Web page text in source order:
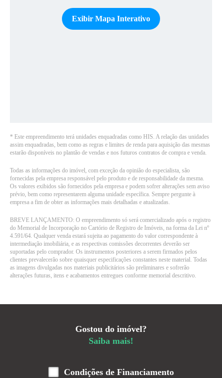
Exibir Mapa Interativo
* Este empreendimento terá unidades enquadradas como HIS. A relação das unidades
assim enquadradas, bem como as regras e limites de renda para aquisição das mesmas
estarão disponíveis no plantão de vendas e nos futuros contratos de compra e venda.
Todas as informações do imóvel, com exceção da opinião do especialista, são
fornecidas pela empresa responsável pelo produto e de responsabilidade da mesma.
Os valores exibidos são fornecidos pela empresa e podem sofrer alterações sem aviso
prévio, bem como representarem alguma unidade específica. Sempre pergunte à
empresa a fim de obter as informações mais detalhadas e atualizadas.
BREVE LANÇAMENTO: O empreendimento só será comercializado após o registro
do Memorial de Incorporação no Cartório de Registro de Imóveis, na forma da Lei nº
4.591/64. Qualquer venda estará sujeita ao pagamento do valor correspondente à
intermediação imobiliária, e as respectivas comissões decorrentes deverão ser
suportadas pelo comprador. Os instrumentos posteriores a serem firmados pelos
clientes prevalecerão sobre quaisquer especificações constantes neste material. Todas
as imagens divulgadas nos materiais publicitários são preliminares e sofrerão
alterações futuras, itens e acabamentos entregues conforme memorial descritivo.
Gostou do imóvel?
Saiba mais!
Condições de Financiamento